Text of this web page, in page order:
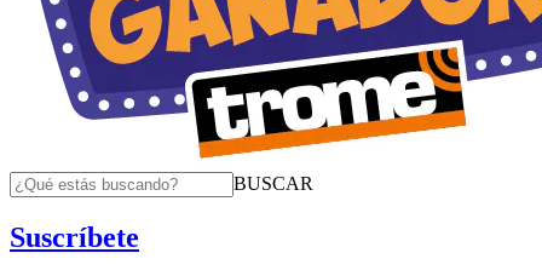
BUSCAR
Suscríbete